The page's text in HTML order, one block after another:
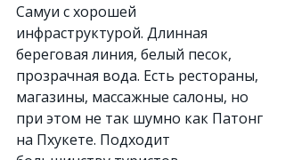
Самуи с хорошей
инфраструктурой. Длинная
береговая линия, белый песок,
прозрачная вода. Есть рестораны,
магазины, массажные салоны, но
при этом не так шумно как Патонг
на Пхукете. Подходит